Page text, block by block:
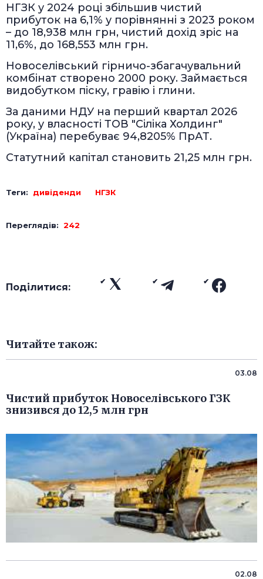
НГЗК у 2024 році збільшив чистий
прибуток на 6,1% у порівнянні з 2023 роком
– до 18,938 млн грн, чистий дохід зріс на
11,6%, до 168,553 млн грн.
Новоселівський гірничо-збагачувальний
комбінат створено 2000 року. Займається
видобутком піску, гравію і глини.
За даними НДУ на перший квартал 2026
року, у власності ТОВ "Сіліка Холдинг"
(Україна) перебуває 94,8205% ПрАТ.
Статутний капітал становить 21,25 млн грн.
Теги: дивіденди НГЗК
Переглядів: 242
Поділитися:
Читайте також:
03.08
Чистий прибуток Новоселівського ГЗК
знизився до 12,5 млн грн
02.08